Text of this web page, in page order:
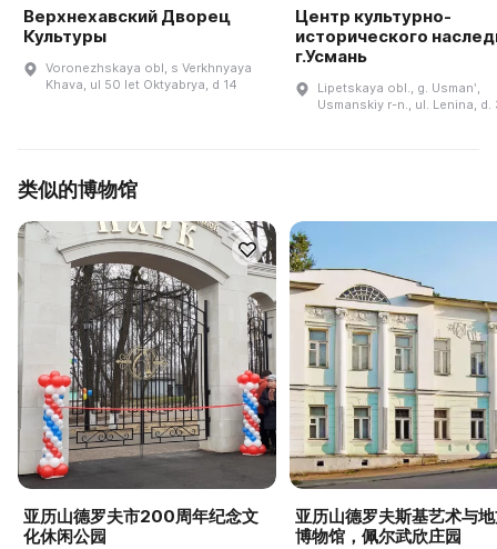
Верхнехавский Дворец
Культуры
Voronezhskaya obl, s Verkhnyaya
Khava, ul 50 let Oktyabrya, d 14
Центр культурно-
исторического
г.Усмань
Lipetskaya obl., g. Usmanʹ,
Usmanskiy r-n., ul. Lenina, d.
类似的博物馆
亚历山德罗夫市200周年纪念文
化休闲公园
亚历山德罗夫斯基艺术与
博物馆，佩尔武欣庄园